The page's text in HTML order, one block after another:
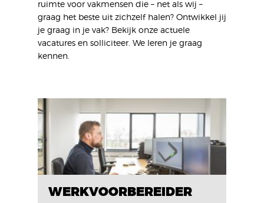
ruimte voor vakmensen die – net als wij –
graag het beste uit zichzelf halen? Ontwikkel jij
je graag in je vak? Bekijk onze actuele
vacatures en solliciteer. We leren je graag
kennen.
WERKVOORBEREIDER